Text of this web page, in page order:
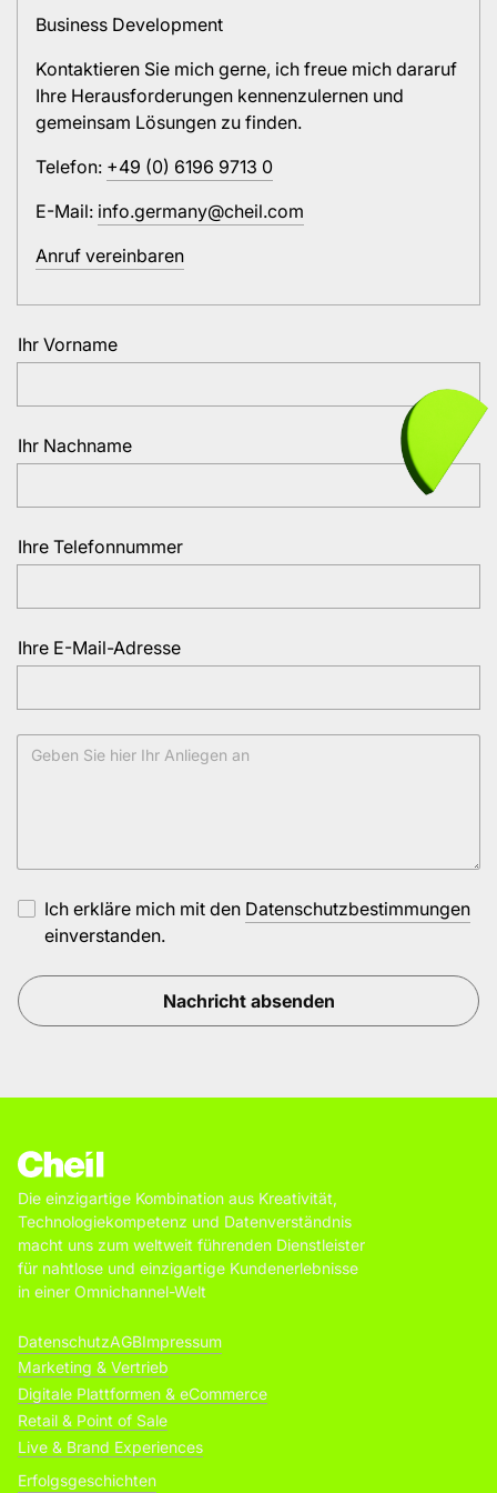
Business Development
Kontaktieren Sie mich gerne, ich freue mich dararuf
Ihre Herausforderungen kennenzulernen und
gemeinsam Lösungen zu finden.
Telefon: +49 (0) 6196 9713 0
E-Mail: info.germany@cheil.com
Anruf vereinbaren
Ihr Vorname
Ihr Nachname
Ihre Telefonnummer
Ihre E-Mail-Adresse
Ich erkläre mich mit den Datenschutzbestimmungen
einverstanden.
Die einzigartige Kombination aus Kreativität,
Technologiekompetenz und Datenverständnis
macht uns zum weltweit führenden Dienstleister
für nahtlose und einzigartige Kundenerlebnisse
in einer Omnichannel-Welt
DatenschutzAGBImpressum
Marketing & Vertrieb
Digitale Plattformen & eCommerce
Retail & Point of Sale
Live & Brand Experiences
Erfolgsgeschichten